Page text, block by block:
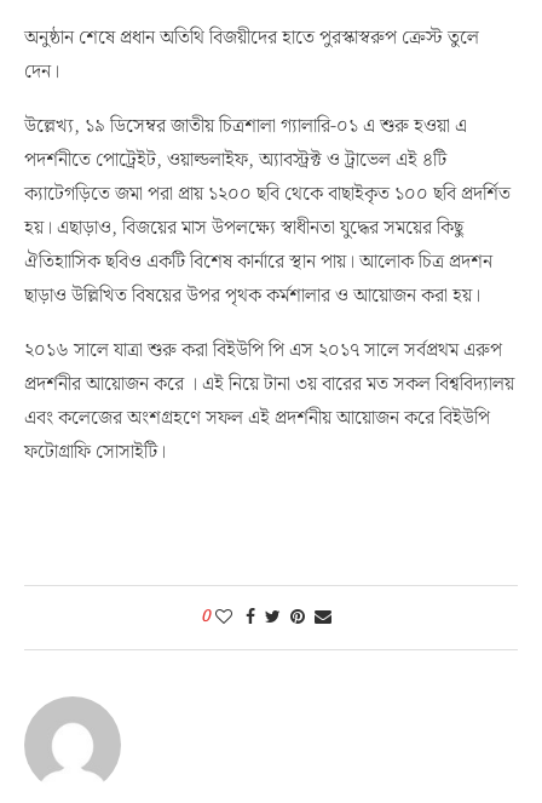
অনুষ্ঠান শেষে প্রধান অতিথি বিজয়ীদের হাতে পুরস্কাস্বরুপ ক্রেস্ট তুলে
দেন।
উল্লেখ্য, ১৯ ডিসেম্বর জাতীয় চিত্রশালা গ্যালারি-০১ এ শুরু হওয়া এ
পদর্শনীতে পোট্রেইট, ওয়াল্ডলাইফ, অ্যাবস্ট্রক্ট ও ট্রাভেল এই ৪টি
ক্যাটেগড়িতে জমা পরা প্রায় ১২০০ ছবি থেকে বাছাইকৃত ১০০ ছবি প্রদর্শিত
হয়। এছাড়াও, বিজয়ের মাস উপলক্ষ্যে স্বাধীনতা যুদ্ধের সময়ের কিছু
ঐতিহাাসিক ছবিও একটি বিশেষ কার্নারে স্থান পায়। আলোক চিত্র প্রদশন
ছাড়াও উল্লিখিত বিষয়ের উপর পৃথক কর্মশালার ও আয়োজন করা হয়।
২০১৬ সালে যাত্রা শুরু করা বিইউপি পি এস ২০১৭ সালে সর্বপ্রথম এরুপ
প্রদর্শনীর আয়োজন করে । এই নিয়ে টানা ৩য় বারের মত সকল বিশ্ববিদ্যালয়
এবং কলেজের অংশগ্রহণে সফল এই প্রদর্শনীয় আয়োজন করে বিইউপি
ফটোগ্রাফি সোসাইটি।
0